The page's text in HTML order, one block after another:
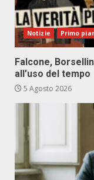
Notizie Primo
Falcone,
all’uso del tempo
5 Agosto 2026